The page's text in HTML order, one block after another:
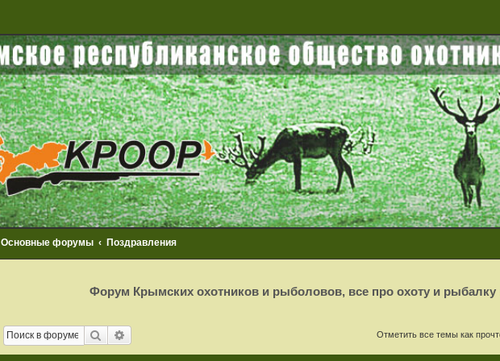
Основные форумы Поздравления
Форум Крымских охотников и рыболовов, все про охоту и
Поиск Отметить все темы как